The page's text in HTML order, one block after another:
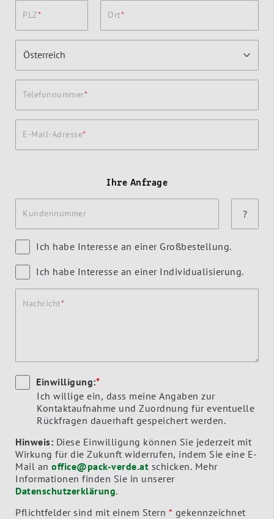
PLZ Ort
Telefonnummer
E-Mail-Adresse
Ihre Anfrage
Kundennummer ?
Ich habe Interesse an einer Großbestellung.
Ich habe Interesse an einer Individualisierung.
Nachricht
Einwilligung:*
Ich willige ein, dass meine Angaben zur
Kontaktaufnahme und Zuordnung für eventuelle
Rückfragen dauerhaft gespeichert werden.
Hinweis: Diese Einwilligung können Sie jederzeit mit
Wirkung für die Zukunft widerrufen, indem Sie eine E-
Mail an office@pack-verde.at
Informationen finden Sie in unserer
Datenschutzerklärung.
Pflichtfelder sind mit einem Stern * gekennzeichnet